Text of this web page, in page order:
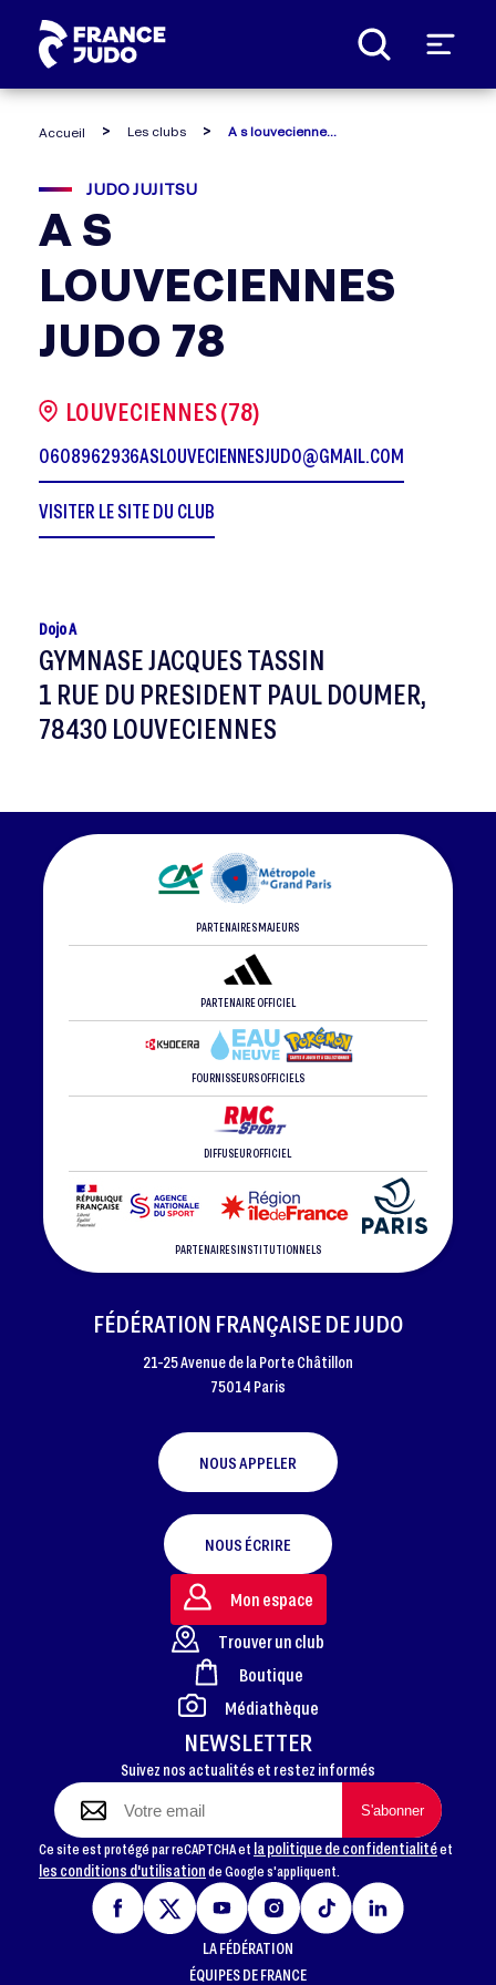
Accueil Les clubs A s louveciennes judo 78
JUDO JUJITSU
A S
LOUVECIENNES
JUDO 78
LOUVECIENNES (78)
0608962936ASLOUVECIENNESJUDO@GMAIL.COM
VISITER LE SITE DU CLUB
Dojo A
GYMNASE JACQUES TASSIN
1 RUE DU PRESIDENT PAUL DOUMER,
78430 LOUVECIENNES
PARTENAIRES MAJEURS
PARTENAIRE OFFICIEL
FOURNISSEURS OFFICIELS
DIFFUSEUR OFFICIEL
PARTENAIRES INSTITUTIONNELS
FOOTER
FÉDÉRATION FRANÇAISE DE JUDO
21-25 Avenue de la Porte Châtillon
75014 Paris
NOUS APPELER
NOUS ÉCRIRE
NEWSLETTER
Suivez nos actualités et restez informés
Ce site est protégé par reCAPTCHA et la politique de confidentialitéet
les conditions d'utilisationde Google s'appliquent.
Mon espace
Trouver un club
Boutique
Médiathèque
LA FÉDÉRATION
ÉQUIPES DE FRANCE